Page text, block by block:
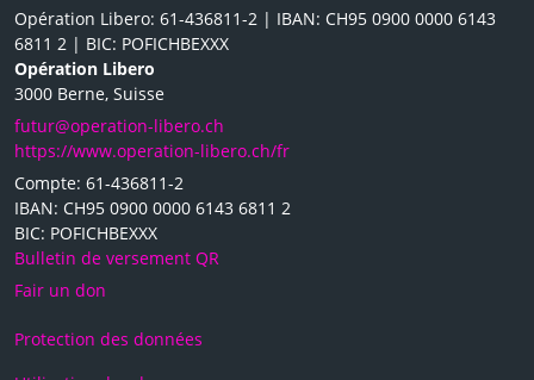
Opération Libero: 61-436811-2 | IBAN: CH95 0900 0000 6143
6811 2 | BIC: POFICHBEXXX
Opération Libero
3000 Berne, Suisse
futur@operation-libero.ch
https://www.operation-libero.ch/fr
Compte: 61-436811-2
IBAN: CH95 0900 0000 6143 6811 2
BIC: POFICHBEXXX
Bulletin de versement QR
Fair un don
Protection des données